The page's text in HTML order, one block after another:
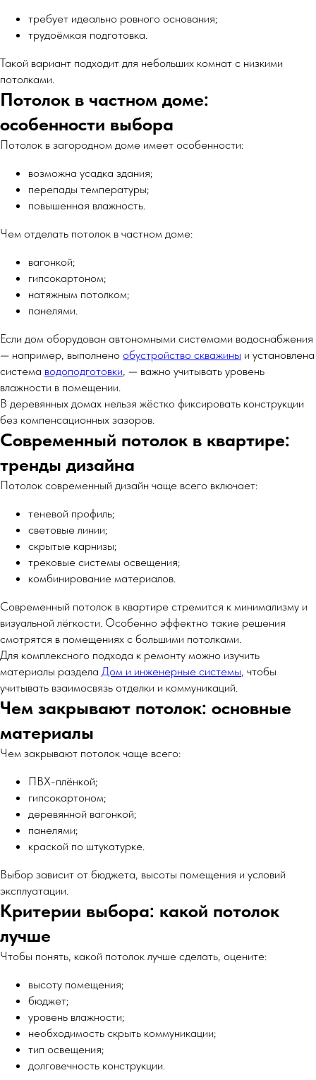
требует идеально ровного основания;
трудоёмкая подготовка.
Такой вариант подходит для небольших комнат с низкими
потолками.
Потолок в частном доме:
особенности выбора
Потолок в загородном доме имеет особенности:
возможна усадка здания;
перепады температуры;
повышенная влажность.
Чем отделать потолок в частном доме:
вагонкой;
гипсокартоном;
натяжным потолком;
панелями.
Если дом оборудован автономными системами водоснабжения
— например, выполнено обустройство скважины и установлена
система водоподготовки, — важно учитывать уровень
влажности в помещении.
В деревянных домах нельзя жёстко фиксировать конструкции
без компенсационных зазоров.
Современный потолок в квартире:
тренды дизайна
Потолок современный дизайн чаще всего включает:
теневой профиль;
световые линии;
скрытые карнизы;
трековые системы освещения;
комбинирование материалов.
Современный потолок в квартире стремится к минимализму и
визуальной лёгкости. Особенно эффектно такие решения
смотрятся в помещениях с большими потолками.
Для комплексного подхода к ремонту можно изучить
материалы раздела Дом и инженерные системы, чтобы
учитывать взаимосвязь отделки и коммуникаций.
Чем закрывают потолок: основные
материалы
Чем закрывают потолок чаще всего:
ПВХ-плёнкой;
гипсокартоном;
деревянной вагонкой;
панелями;
краской по штукатурке.
Выбор зависит от бюджета, высоты помещения и условий
эксплуатации.
Критерии выбора: какой потолок
лучше
Чтобы понять, какой потолок лучше сделать, оцените:
высоту помещения;
бюджет;
уровень влажности;
необходимость скрыть коммуникации;
тип освещения;
долговечность конструкции.